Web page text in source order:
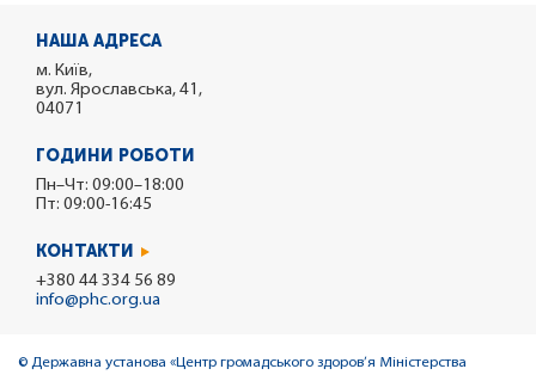
НАША АДРЕСА
м. Київ,
вул. Ярославська, 41,
04071
ГОДИНИ РОБОТИ
Пн–Чт: 09:00–18:00
Пт: 09:00-16:45
КОНТАКТИ
+380 44 334 56 89
info@phc.org.ua
© Державна установа «Центр громадського здоров’я Міністерства